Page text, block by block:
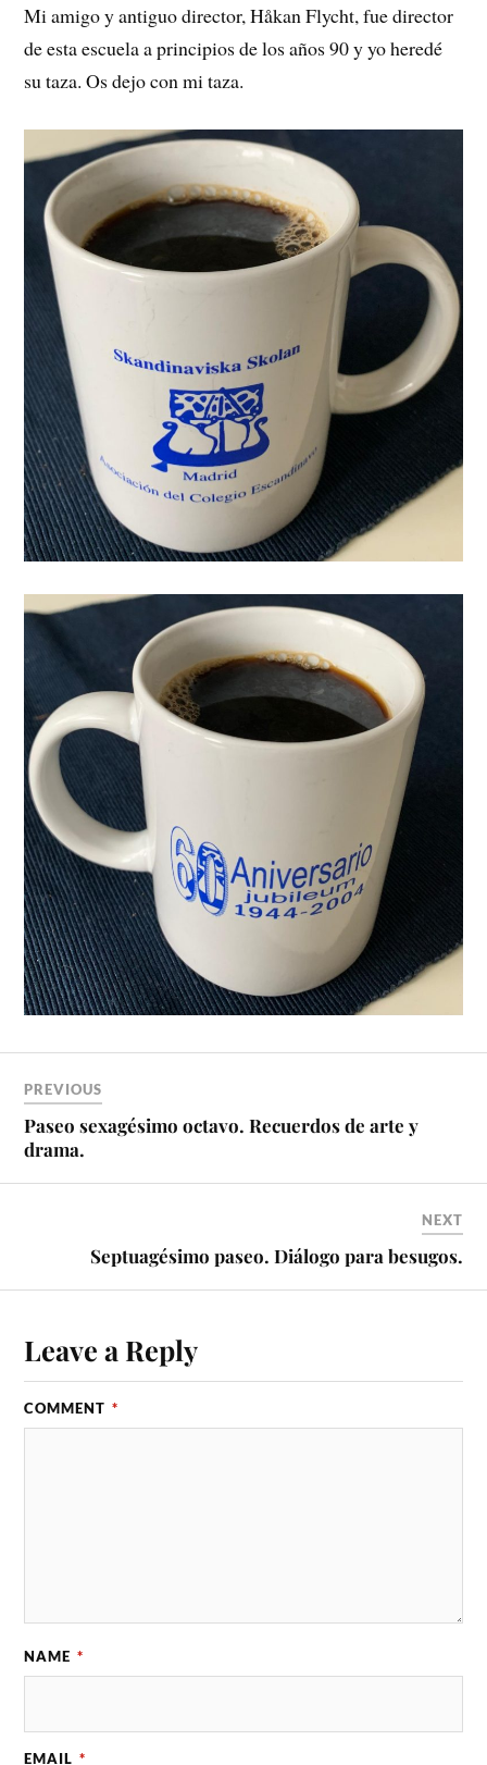
Mi amigo y antiguo director, Håkan Flycht, fue director
de esta escuela a principios de los años 90 y yo heredé
su taza. Os dejo con mi taza.
PREVIOUS
Paseo sexagésimo octavo. Recuerdos de arte y
drama.
NEXT
Septuagésimo paseo. Diálogo para besugos.
Leave a Reply
COMMENT *
NAME *
EMAIL *